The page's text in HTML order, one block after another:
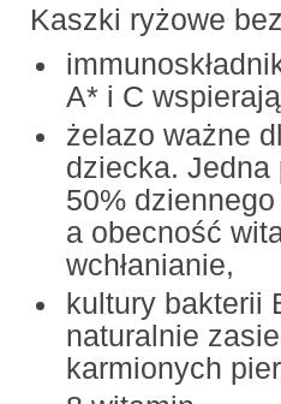
Kaszki ryżowe
A* i C
żelazo ważne
dziecka.
50%
a obecność
wchłanianie,
kultury bakterii
naturalnie
karmionych